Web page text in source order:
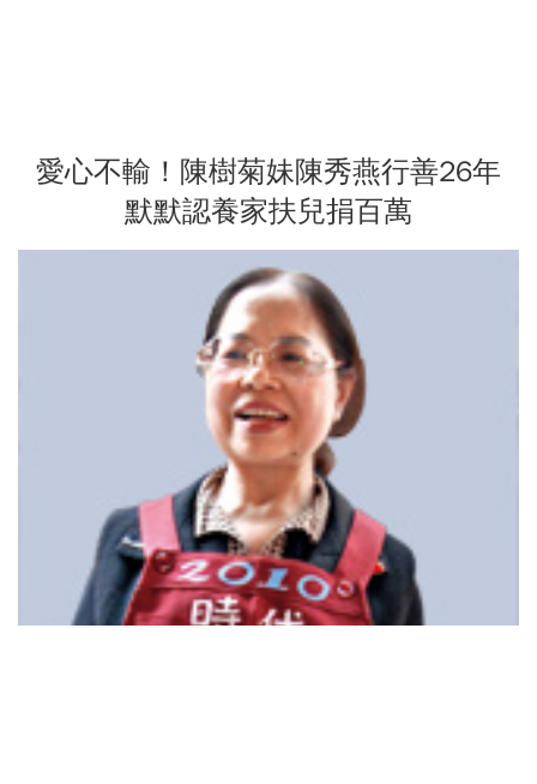
愛心不輸！陳樹菊妹陳秀燕行善26年
默默認養家扶兒捐百萬